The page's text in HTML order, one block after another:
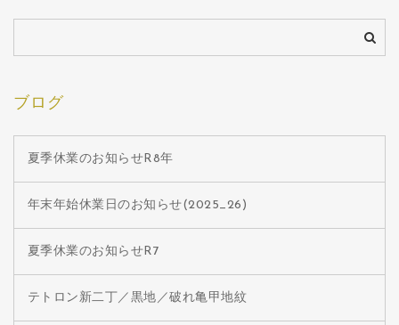
ブログ
夏季休業のお知らせR8年
年末年始休業日のお知らせ(2025_26)
夏季休業のお知らせR7
テトロン新二丁／黒地／破れ亀甲地紋